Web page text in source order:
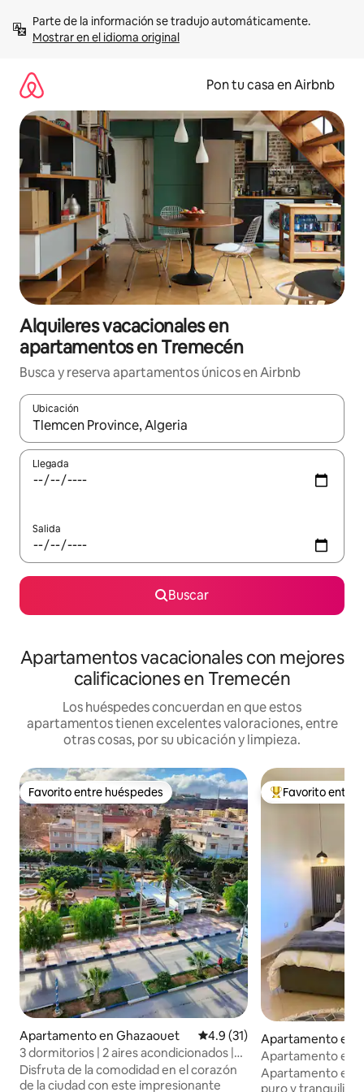
contenidoMostrar en el idioma original
Pon tu casa en Airbnb
Alquileres vacacionales en
apartamentos en Tremecén
Busca y reserva apartamentos únicos en Airbnb
Ubicación
Cuando los resultados estén disponibles, navega con las
Llegada
Salida
Buscar
Apartamentos vacacionales con mejores
calificaciones en Tremecén
Los huéspedes concuerdan en que estos
apartamentos tienen excelentes valoraciones, entre
otras cosas, por su ubicación y limpieza.
Favorito entre huéspedes
Favorito entre huéspedes
Apartamento en Ghazaouet Calificación promedio: 4.9 de
4.9 (31)
3 dormitorios | 2 aires acondicionados |
Doble acristalamiento | Centro de la
ciudad
Disfruta de la comodidad en el corazón
de la ciudad con este impresionante
Favorito entre
Favorito entre
Apartamento en
Apartamento el
relajación
Apartamento el
puro y tranquilidad apartamento